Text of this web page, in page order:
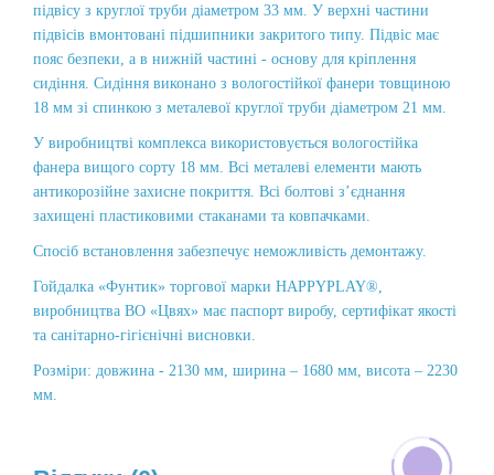
підвісу з круглої труби діаметром 33 мм. У верхні частини
підвісів вмонтовані підшипники закритого типу. Підвіс має
пояс безпеки, а в нижній частині - основу для кріплення
сидіння. Сидіння виконано з вологостійкої фанери товщиною
18 мм зі спинкою з металевої круглої труби діаметром 21 мм.
У виробництві комплекса використовується вологостійка
фанера вищого сорту 18 мм. Всі металеві елементи мають
антикорозійне захисне покриття. Всі болтові з’єднання
захищені пластиковими стаканами та ковпачками.
Спосіб встановлення забезпечує неможливість демонтажу.
Гойдалка «Фунтик» торгової марки HAPPYPLAY®,
виробництва ВО «Цвях» має паспорт виробу, сертифікат якості
та санітарно-гігієнічні висновки.
Розміри: довжина - 2130 мм, ширина – 1680 мм, висота – 2230
мм.